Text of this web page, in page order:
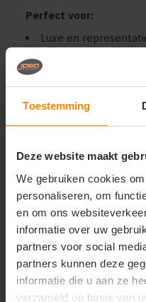
Toestemming
Deze website maakt
We gebruiken cookies
personaliseren, om
en om ons
informatie over uw
partners voor social
partners kunnen deze
informatie die u aan ze
verzameld op basis van
Perfect voor:
Luxe en
sector
Duurzame en
kledingmerken,
Belangrijkste
Materiaal:
katoen (OC) en
binnenzijde
Design:Klassieke
onzichtbaar
Pasvorm:Elegant
voor een stijlvolle,
uitstraling